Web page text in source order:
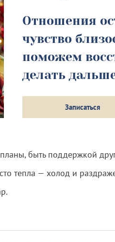
Отношения
чувство
поможем
делать
Записаться
быть поддержкой
тепла — холод и